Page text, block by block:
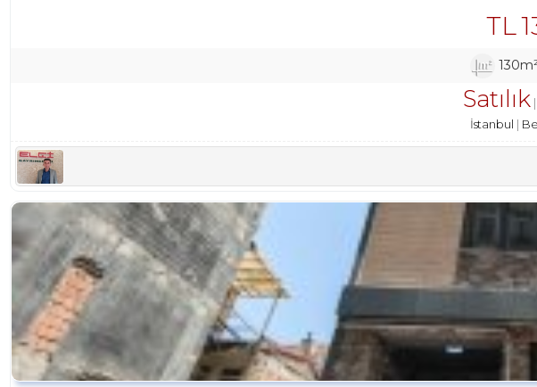
TL
130m²
Satılık
İstanbul